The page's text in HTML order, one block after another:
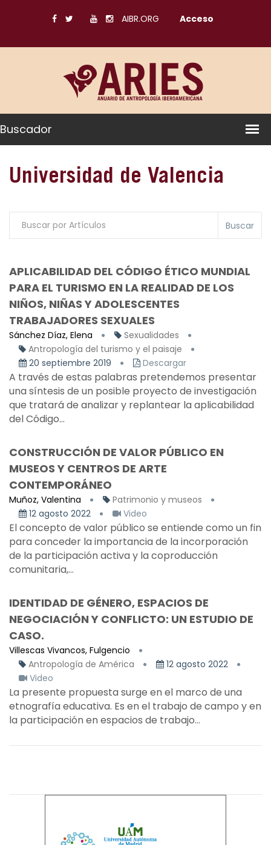
AIBR.ORG Acceso
Buscador
Universidad de Valencia
Buscar
APLICABILIDAD DEL CÓDIGO ÉTICO MUNDIAL
PARA EL TURISMO EN LA REALIDAD DE LOS
NIÑOS, NIÑAS Y ADOLESCENTES
TRABAJADORES SEXUALES
Sánchez Díaz, Elena
Sexualidades
Antropología del turismo y el paisaje
20 septiembre 2019
Descargar
A través de estas palabras pretendemos presentar
una síntesis de un posible proyecto de investigación
que tratará de analizar y replantear la aplicabilidad
del Código...
CONSTRUCCIÓN DE VALOR PÚBLICO EN
MUSEOS Y CENTROS DE ARTE
CONTEMPORÁNEO
Muñoz, Valentina
Patrimonio y museos
12 agosto 2022
Video
El concepto de valor público se entiende como un fin
para conceder la importancia de la incorporación
de la participación activa y la coproducción
comunitaria,...
IDENTIDAD DE GÉNERO, ESPACIOS DE
NEGOCIACIÓN Y CONFLICTO: UN ESTUDIO DE
CASO.
Villescas Vivancos, Fulgencio
Antropología de América
12 agosto 2022
Video
La presente propuesta surge en el marco de una
etnografía educativa. Es en el trabajo de campo y en
la participación en espacios de trabajo...